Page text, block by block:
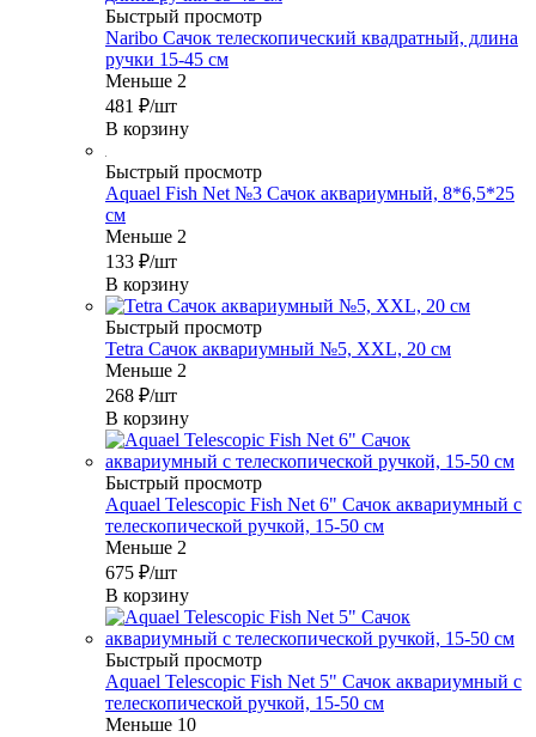
Быстрый просмотр
Naribo Сачок телескопический квадратный, длина
ручки 15-45 см
Меньше 2
481 ₽/шт
В корзину
Быстрый просмотр
Aquael Fish Net №3 Сачок аквариумный, 8*6,5*25
см
Меньше 2
133 ₽/шт
В корзину
Быстрый просмотр
Tetra Сачок аквариумный №5, XXL, 20 см
Меньше 2
268 ₽/шт
В корзину
Быстрый просмотр
Aquael Telescopic Fish Net 6" Сачок аквариумный с
телескопической ручкой, 15-50 см
Меньше 2
675 ₽/шт
В корзину
Быстрый просмотр
Aquael Telescopic Fish Net 5" Сачок аквариумный с
телескопической ручкой, 15-50 см
Меньше 10